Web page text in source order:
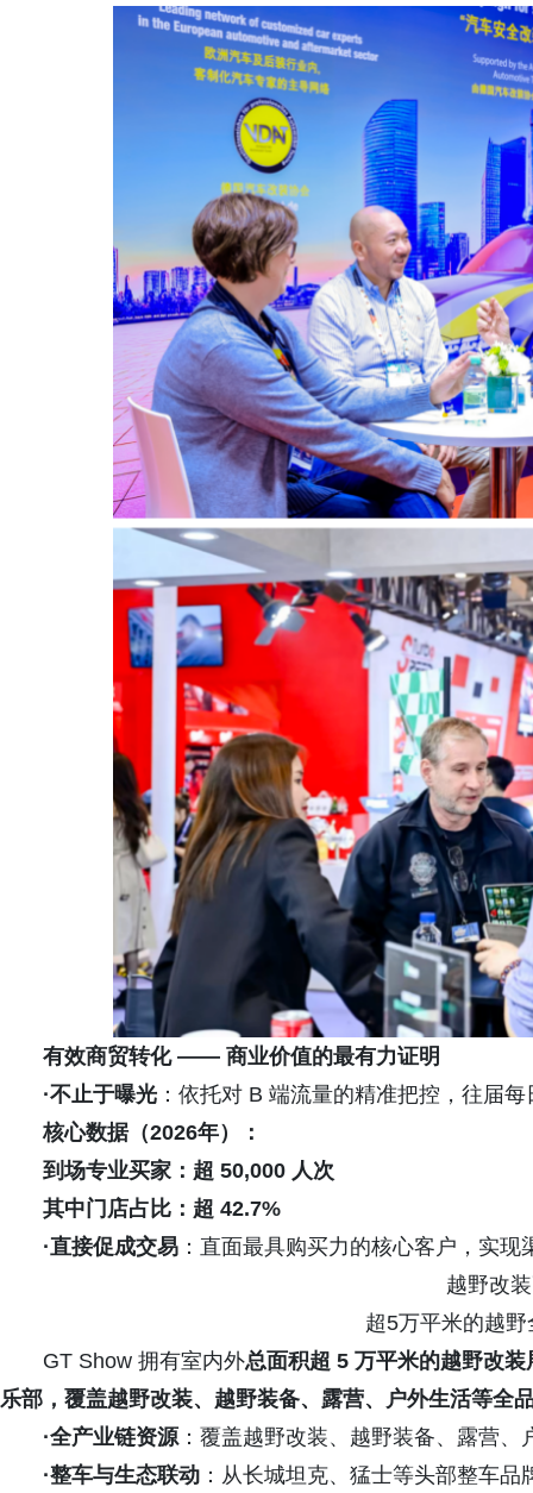
有效商贸转化 —— 商业价值的最有力证明
·不止于曝光 ：依托对 B 端流量的精准把控，往届
核心数据（2026年）：
到场专业买家：超 50,000 人次
其中门店占比：超 42.7%
·直接促成交易 ：直面最具购买力的核心客户，实
越野改
超5万平米的越
GT Show 拥有室内外总面积超 5 万平米的越野改
乐部，覆盖越野改装、越野装备、露营、户外生活等全
·全产业链资源：覆盖越野改装、越野装备、露营、
·整车与生态联动 ：从长城坦克、猛士等头部整车